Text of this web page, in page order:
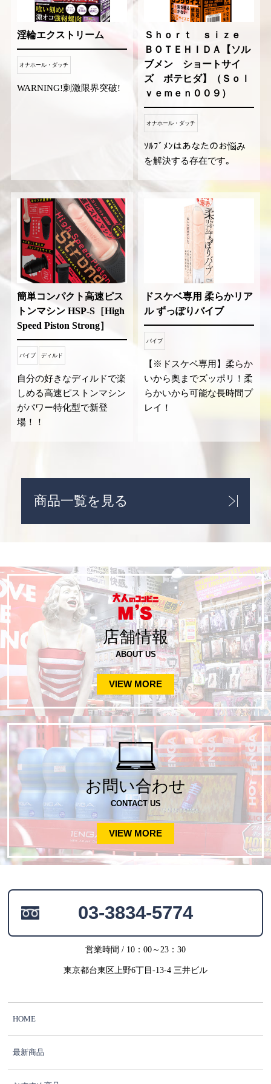
淫輪エクストリーム
オナホール・ダッチ
WARNING!刺激限界突破!
Ｓｈｏｒｔ ｓｉｚｅ
ＢＯＴＥＨＩＤＡ【ソル
ブメン ショートサイ
ズ ボテヒダ】（Ｓｏｌ
ｖｅｍｅｎ００９）
オナホール・ダッチ
ｿﾙﾌﾞﾒﾝはあなたのお悩み
を解決する存在です｡
簡単コンパクト高速ピス
トンマシン HSP-S［High
Speed Piston Strong］
バイブ ディルド
自分の好きなディルドで楽
しめる高速ピストンマシン
がパワー特化型で新登
場！！
ドスケベ専用 柔らかリア
ル ずっぽりバイブ
バイブ
【※ドスケベ専用】柔らか
いから奥までズッポリ！柔
らかいから可能な長時間プ
レイ！
商品一覧を見る
店舗情報
ABOUT US
VIEW MORE
お問い合わせ
CONTACT US
VIEW MORE
03-3834-5774
営業時間 / 10：00～23：30
東京都台東区上野6丁目-13-4 三井ビル
HOME
最新商品